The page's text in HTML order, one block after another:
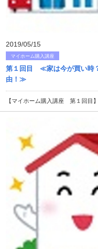
2019/05/15
マイホーム購入講座
第１回目 ≪家は今が買い時
由！≫
【マイホーム購入講座 第１回目